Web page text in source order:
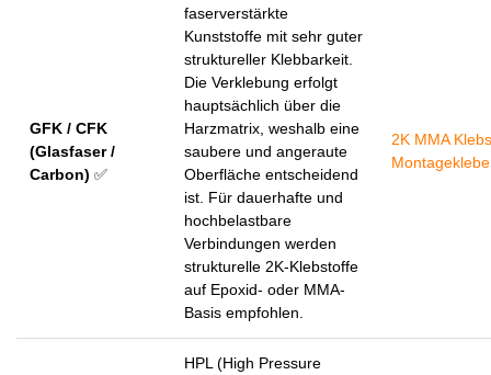
GFK / CFK
(Glasfaser /
Carbon) ✅
faserverstärkte
Kunststoffe mit sehr guter
struktureller Klebbarkeit.
Die Verklebung erfolgt
hauptsächlich über die
Harzmatrix, weshalb eine
saubere und angeraute
Oberfläche entscheidend
ist. Für dauerhafte und
hochbelastbare
Verbindungen werden
strukturelle 2K-Klebstoffe
auf Epoxid- oder MMA-
Basis empfohlen.
2K MMA
HPL (High Pressure